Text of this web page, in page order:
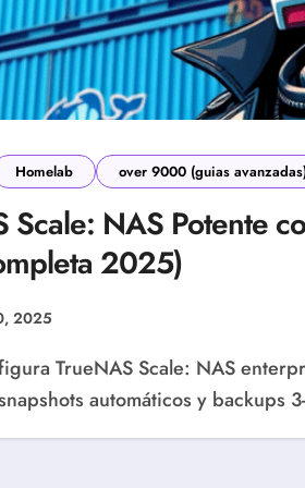
Homelab over 9000 (guias
Scale: NAS Potente
2025)
2025
automáticos y backups